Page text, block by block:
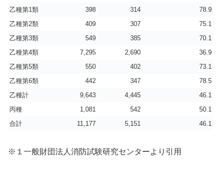
乙種第1類
398 314
78.9
乙種第2類
409 307
75.1
乙種第3類
549 385
70.1
乙種第4類
7,295 2,690
36.9
乙種第5類
550 402
73.1
乙種第6類
442 347
78.5
乙種計
9,643 4,445
46.1
丙種
1,081 542
50.1
合計
11,177 5,151 46.1
※１一般財団法人消防試験研究センターより引用